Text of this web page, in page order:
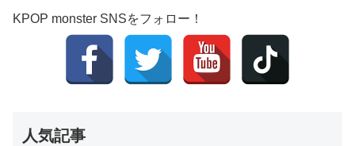
KPOP monster SNSをフォロー！
人気記事